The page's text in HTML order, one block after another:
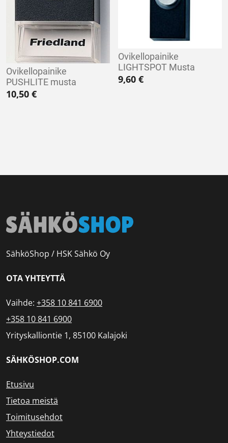
Ovikellopainike
PUSHLITE musta
10,50 €
Ovikellopainike
LIGHTSPOT Musta
9,60€
SähköShop / HSK Sähkö Oy
OTA YHTEYTTÄ
Vaihde: +358 10 841 6900
+358 10 841 6900
Yrityskalliontie 1, 85100 Kalajoki
SÄHKÖSHOP.COM
Etusivu
Tietoa meistä
Toimitusehdot
Yhteystiedot